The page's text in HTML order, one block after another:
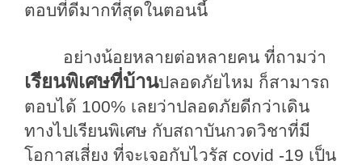
ตอบที่ดีมากที่สุดในตอนนี้
อย่างน้อยหลายต่อหลายคน ที่ถามว่า
เรียนพิเศษที่บ้านปลอดภัยไหม ก็สามารถ
ตอบได้ 100% เลยว่าปลอดภัยดีกว่าเดิน
ทางไปเรียนพิเศษ กับสถาบันกวดวิชาที่มี
โอกาสเสี่ยง ที่จะเจอกับไวรัส covid -19 เป็น